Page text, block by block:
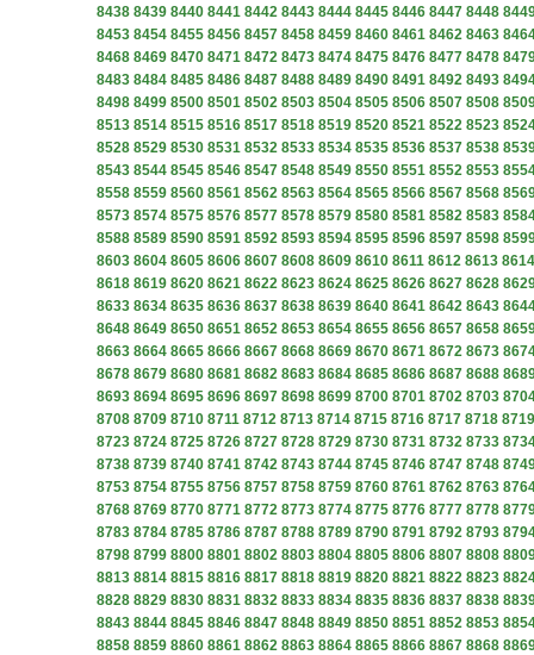
8438 8439 8440 8441 8442 8443 8444 8445 8446 8447 8448
8453 8454 8455 8456 8457 8458 8459 8460 8461 8462 8463
8468 8469 8470 8471 8472 8473 8474 8475 8476 8477 8478
8483 8484 8485 8486 8487 8488 8489 8490 8491 8492 8493
8498 8499 8500 8501 8502 8503 8504 8505 8506 8507 8508
8513 8514 8515 8516 8517 8518 8519 8520 8521 8522 8523
8528 8529 8530 8531 8532 8533 8534 8535 8536 8537 8538
8543 8544 8545 8546 8547 8548 8549 8550 8551 8552 8553
8558 8559 8560 8561 8562 8563 8564 8565 8566 8567 8568
8573 8574 8575 8576 8577 8578 8579 8580 8581 8582 8583
8588 8589 8590 8591 8592 8593 8594 8595 8596 8597 8598
8603 8604 8605 8606 8607 8608 8609 8610 8611 8612 8613 8614
8618 8619 8620 8621 8622 8623 8624 8625 8626 8627 8628
8633 8634 8635 8636 8637 8638 8639 8640 8641 8642 8643
8648 8649 8650 8651 8652 8653 8654 8655 8656 8657 8658
8663 8664 8665 8666 8667 8668 8669 8670 8671 8672 8673
8678 8679 8680 8681 8682 8683 8684 8685 8686 8687 8688
8693 8694 8695 8696 8697 8698 8699 8700 8701 8702 8703
8708 8709 8710 8711 8712 8713 8714 8715 8716 8717 8718 8719
8723 8724 8725 8726 8727 8728 8729 8730 8731 8732 8733
8738 8739 8740 8741 8742 8743 8744 8745 8746 8747 8748
8753 8754 8755 8756 8757 8758 8759 8760 8761 8762 8763
8768 8769 8770 8771 8772 8773 8774 8775 8776 8777 8778
8783 8784 8785 8786 8787 8788 8789 8790 8791 8792 8793
8798 8799 8800 8801 8802 8803 8804 8805 8806 8807 8808
8813 8814 8815 8816 8817 8818 8819 8820 8821 8822 8823
8828 8829 8830 8831 8832 8833 8834 8835 8836 8837 8838
8843 8844 8845 8846 8847 8848 8849 8850 8851 8852 8853
8858 8859 8860 8861 8862 8863 8864 8865 8866 8867 8868